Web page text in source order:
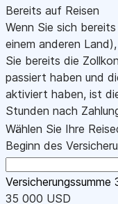
Bereits auf Reisen
Wenn Sie sich
einem anderen
Sie bereits die
passiert haben und
aktiviert haben, ist
Stunden nach
Wählen Sie Ihre
Beginn des
Versicherungssumme
35 000 USD